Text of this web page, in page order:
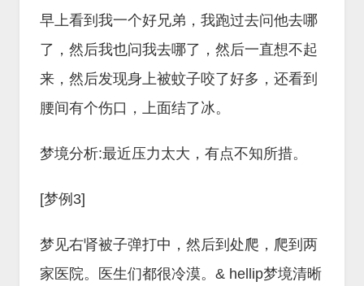
早上看到我一个好兄弟，我跑过去问他去哪
了，然后我也问我去哪了，然后一直想不起
来，然后发现身上被蚊子咬了好多，还看到
腰间有个伤口，上面结了冰。
梦境分析:最近压力太大，有点不知所措。
[梦例3]
梦见右肾被子弹打中，然后到处爬，爬到两
家医院。医生们都很冷漠。& hellip梦境清晰